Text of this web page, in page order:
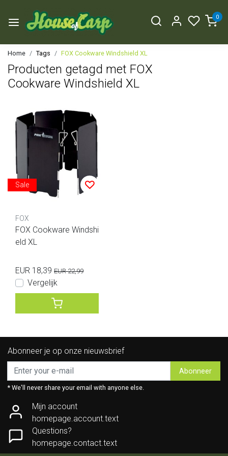
0
Home Tags FOX Cookware Windshield XL
Producten getagd met FOX
Cookware Windshield XL
Sale
FOX
FOX Cookware Windshi
eld XL
EUR 18,39 EUR 22,99
Vergelijk
Abonneer je op onze nieuwsbrief
Abonneer
* We'll never share your email with anyone else.
Mijn account
homepage.account.text
Questions?
homepage.contact.text